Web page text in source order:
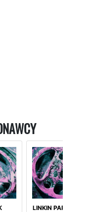
LINKIN PARK